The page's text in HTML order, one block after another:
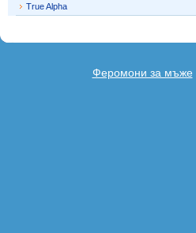
True Alpha
Феромони за мъже